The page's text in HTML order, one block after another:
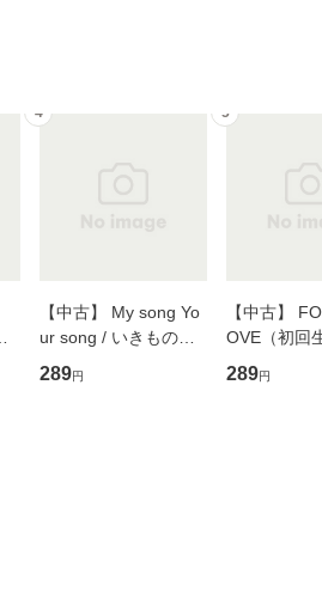
4
【中古】 My song Yo
ur song / いきものが
かり / [CD]【メール便
送料無料】
289円
5
【中古】
OVE（初回
盤） / 清水
ミリヤ / [CD]【メール
289円